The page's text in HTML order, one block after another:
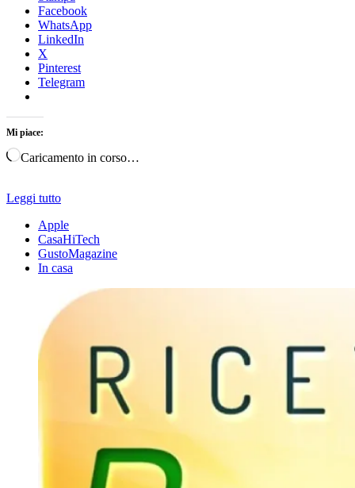
Facebook
WhatsApp
LinkedIn
X
Pinterest
Telegram
Mi piace:
Caricamento in corso…
Leggi tutto
Apple
CasaHiTech
GustoMagazine
In casa